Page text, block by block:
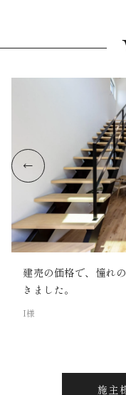
建売の価格で、憧れ
きました。
I様
施主